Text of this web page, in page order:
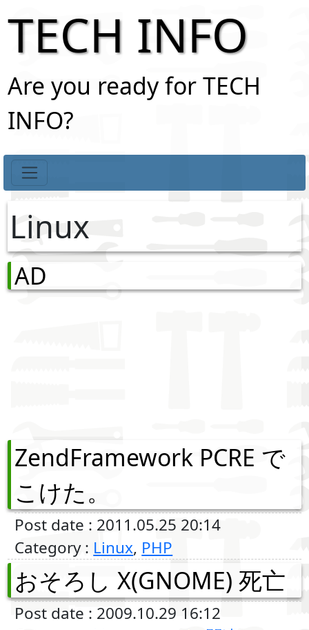
TECH INFO
Are you ready for TECH
INFO?
Linux
AD
ZendFramework PCRE で
こけた。
Post date : 2011.05.25 20:14
Category : Linux, PHP
おそろし X(GNOME) 死亡
Post date : 2009.10.29 16:12